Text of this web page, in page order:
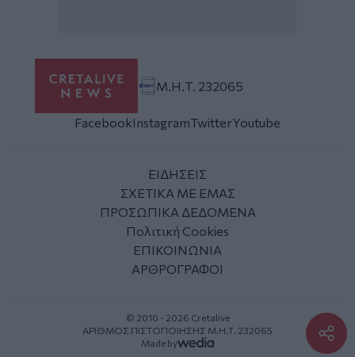
Μ.Η.Τ. 232065
FacebookInstagramTwitterYoutube
ΕΙΔΗΣΕΙΣ
ΣΧΕΤΙΚΑ ΜΕ ΕΜΑΣ
ΠΡΟΣΩΠΙΚΑ ΔΕΔΟΜΕΝΑ
Πολιτική Cookies
ΕΠΙΚΟΙΝΩΝΙΑ
ΑΡΘΡΟΓΡΑΦΟΙ
© 2010 - 2026 Cretalive
ΑΡΙΘΜΟΣ ΠΙΣΤΟΠΟΙΗΣΗΣ Μ.Η.Τ. 232065
Made by